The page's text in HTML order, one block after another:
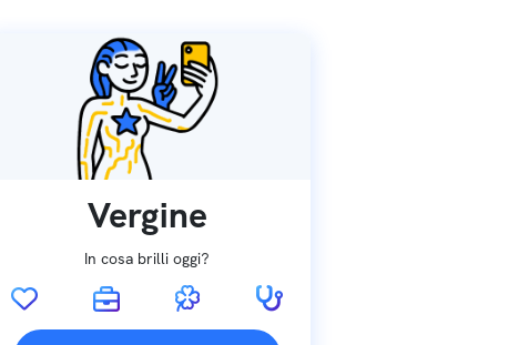
Vergine
In cosa brilli oggi?